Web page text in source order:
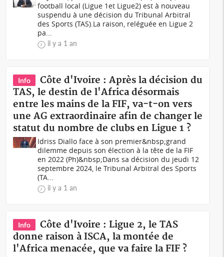
football local (Ligue 1et Ligue2) est à nouveau
suspendu à une décision du Tribunal Arbitral
des Sports (TAS).La raison, reléguée en Ligue 2
pa...
il y a 1 an
Info
Côte d'Ivoire : Après la décision du
TAS, le destin de l'Africa désormais
entre les mains de la FIF, va-t-on vers
une AG extraordinaire afin de changer le
statut du nombre de clubs en Ligue 1 ?
Idriss Diallo face à son premier&nbsp;grand
dilemme depuis son élection à la tête de la FIF
en 2022 (Ph)&nbsp;Dans sa décision du jeudi 12
septembre 2024, le Tribunal Arbitral des Sports
(TA...
il y a 1 an
Info
Côte d'Ivoire : Ligue 2, le TAS
donne raison à ISCA, la montée de
l'Africa menacée, que va faire la FIF ?